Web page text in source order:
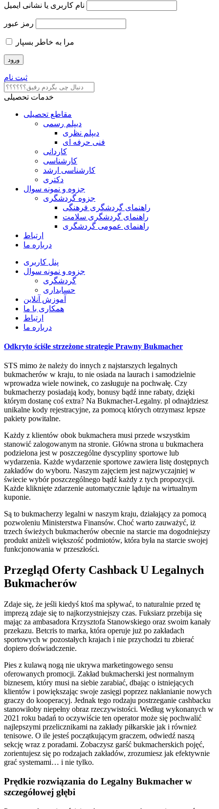
نام کاربری یا نشانی ایمیل
رمز عبور
مرا به خاطر بسپار
ثبت نام
خدمات تحصیلی
مقاطع تحصیلی
دیپلم رسمی
دیپلم نظری
فنی حرفه ای
کاردانی
کارشناسی
کارشناسی ارشد
دکتری
جزوه و نمونه سوال
جزوه گردشگری
راهنمای گردشگری فرهنگی
راهنمای گردشگری سلامت
راهنمای عمومی گردشگری
ارتباط
درباره ما
پنل کاربری
جزوه و نمونه سوال
گردشگری
حسابداری
آموزش آنلاین
همکاری با ما
ارتباط
درباره ما
Odkryto ściśle strzeżone strategie Prawny Bukmacher
STS mimo że należy do innych z najstarszych legalnych
bukmacherów w kraju, to nie osiada na laurach i samodzielnie
wprowadza wiele nowinek, co zasługuje na pochwałę. Czy
bukmacherzy posiadają kody, bonusy bądź inne rabaty, dzięki
którym dostanę coś extra? Na Bukmacher-Legalny. pl odnajdziesz
unikalne kody rejestracyjne, za pomocą których otrzymasz lepsze
pakiety powitalne.
Każdy z klientów obok bukmachera musi przede wszystkim
stanowić zalogowanym na stronie. Główna strona u bukmachera
podzielona jest w poszczególne dyscypliny sportowe lub
wydarzenia. Każde wydarzenie sportowe zawiera listę dostępnych
zakładów do wyboru. Naszym zajęciem jest najzwyczajniej w
świecie wybór poszczególnego bądź każdy z tych propozycji.
Każde kliknięte zdarzenie automatycznie ląduje na wirtualnym
kuponie.
Są to bukmacherzy legalni w naszym kraju, działający za pomocą
pozwoleniu Ministerstwa Finansów. Choć warto zauważyć, iż
trzech świeżych bukmacherów obecnie na starcie ma dogodniejszy
produkt aniżeli większość podmiotów, która była na starcie swojej
funkcjonowania w przeszłości.
Przegląd Oferty Cashback U Legalnych
Bukmacherów
Zdaje się, że jeśli kiedyś ktoś ma spływać, to naturalnie przed tę
imprezą zdaje się to najkorzystniejszy czas. Fuksiarz przebija się
mając za ambasadora Krzysztofa Stanowskiego oraz swoim kanały
przekazu. Betcris to marka, która operuje już po zakładach
sportowych w pozostałych krajach i nie przychodzi tu zbierać
dopiero doświadczenie.
Pies z kulawą nogą nie ukrywa marketingowego sensu
oferowanych promocji. Zakład bukmacherski jest normalnym
biznesem, który musi na siebie zarabiać, dbając o istniejących
klientów i powiększając swoje zasięgi poprzez nakłanianie nowych
graczy do kooperacyj. Jednak tego rodzaju postrzeganie cashbacku
stanowiłoby niepełny obraz rzeczywistości. Według wykonanych w
2021 roku badań to oczywiście ten operator może się pochwalić
najlepszymi przelicznikami na zakłady piłkarskie jak i również
tenisowe. O ile jesteś początkującym graczem, odwiedź naszą
sekcję wraz z poradami. Zobaczysz garść bukmacherskich pojęć,
zorientujesz się po rodzajach zakładów, zrozumiesz jak efektywnie
grać systemami… i nie tylko.
Prędkie rozwiązania do Legalny Bukmacher w
szczegółowej głębi